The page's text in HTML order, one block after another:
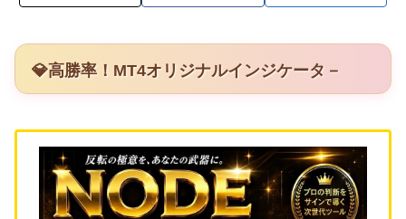
💎高勝率！MT4オリジナルインジケータ－